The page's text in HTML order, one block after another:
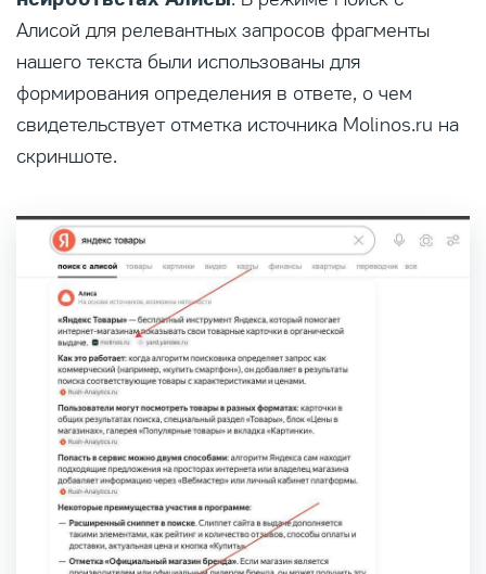
Алисой для релевантных запросов фрагменты
нашего текста были использованы для
формирования определения в ответе, о чем
свидетельствует отметка источника Molinos.ru на
скриншоте.